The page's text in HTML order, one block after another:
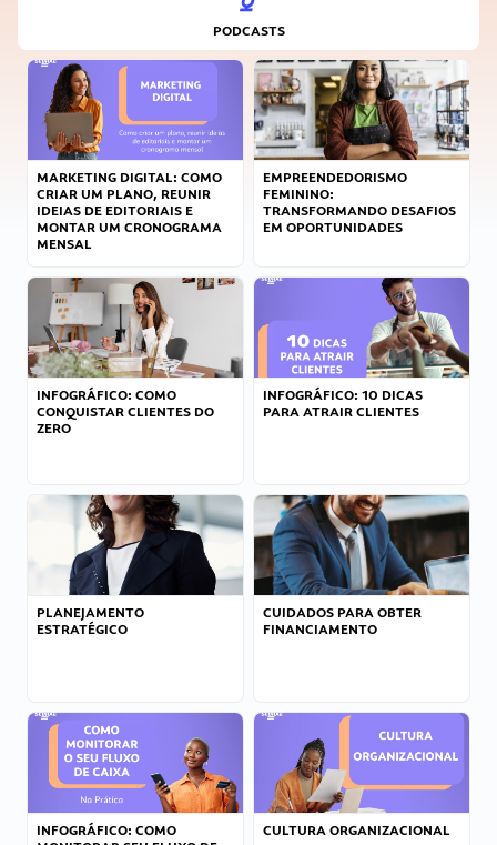
PODCASTS
MARKETING DIGITAL: COMO
CRIAR UM PLANO, REUNIR
IDEIAS DE EDITORIAIS E
MONTAR UM CRONOGRAMA
MENSAL
EMPREENDEDORISMO
FEMININO:
TRANSFORMANDO DESAFIOS
EM OPORTUNIDADES
INFOGRÁFICO: COMO
CONQUISTAR CLIENTES DO
ZERO
INFOGRÁFICO: 10 DICAS
PARA ATRAIR CLIENTES
PLANEJAMENTO
ESTRATÉGICO
CUIDADOS PARA OBTER
FINANCIAMENTO
INFOGRÁFICO: COMO
CULTURA ORGANIZACIONAL